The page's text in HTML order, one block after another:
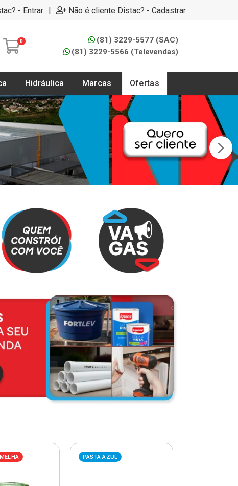
- Entrar | Não é cliente Distac? - Cadastrar
0
(81) 3229-5577 (SAC)
(81) 3229-5566 (Televendas)
Hidráulica Marcas Ofertas
PASTA AZUL